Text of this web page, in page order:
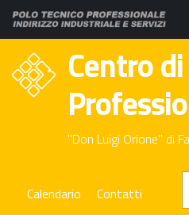
Centro
"Don Luigi Orione" di
Calendario Contatti